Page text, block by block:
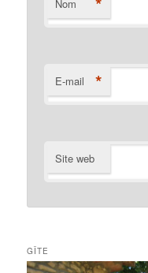
Nom
E-mail *
Site web
GÎTE